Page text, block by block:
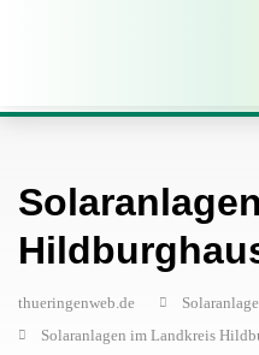
thueringenweb.de
Solaranlagen im Landkreis